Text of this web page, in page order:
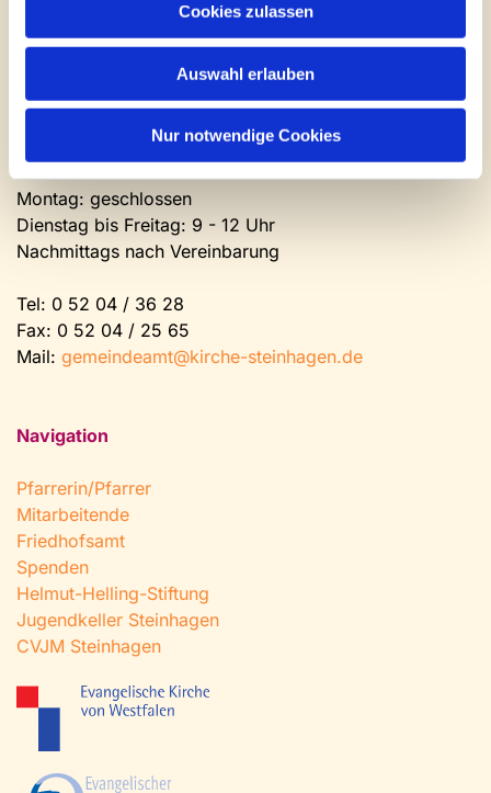
Cookies zulassen
Auswahl erlauben
Nur notwendige Cookies
gemeindeamt@kirche-steinhagen.de
Newsletter abonnieren
Gemeinde- und Friedhofsamt
Montag: geschlossen
Dienstag bis Freitag: 9 - 12 Uhr
Nachmittags nach Vereinbarung
Tel: 0 52 04 / 36 28
Fax: 0 52 04 / 25 65
Mail: gemeindeamt@kirche-steinhagen.de
Navigation
Pfarrerin/Pfarrer
Mitarbeitende
Friedhofsamt
Spenden
Helmut-Helling-Stiftung
Jugendkeller Steinhagen
CVJM Steinhagen